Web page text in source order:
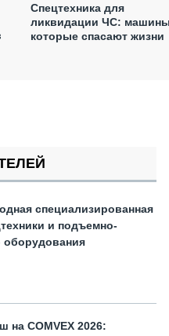
Спецтехника для
ликвидации ЧС:
которые спасают жизни
специализированная
и подъемно-
оборудования
на COMVEX 2026: